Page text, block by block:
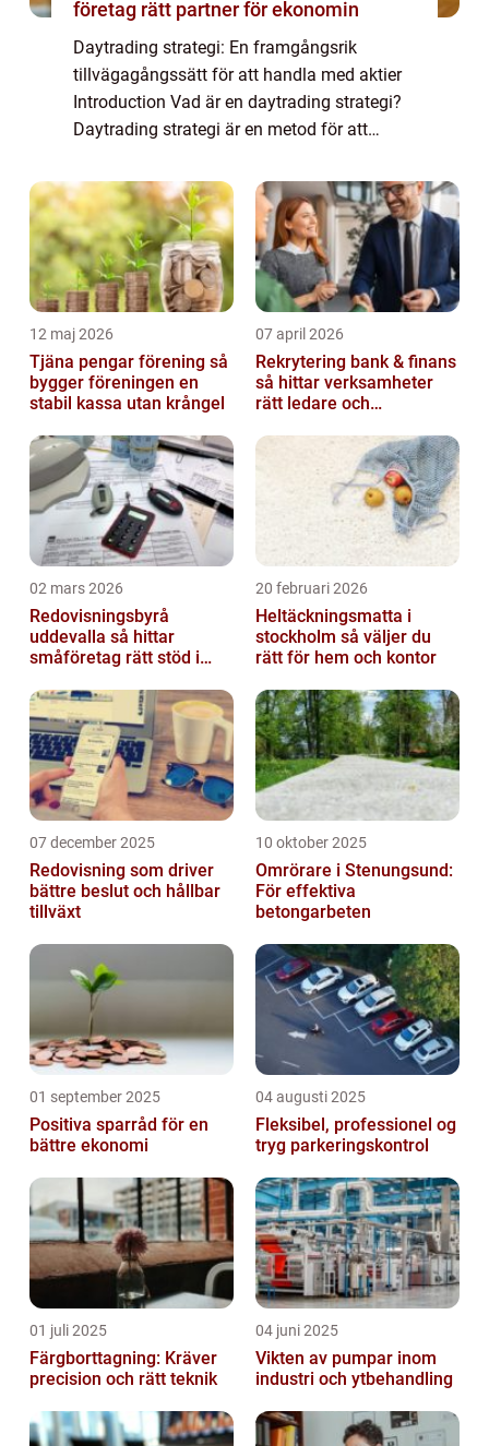
företag rätt partner för ekonomin
Daytrading strategi: En framgångsrik
tillvägagångssätt för att handla med aktier
Introduction Vad är en daytrading strategi?
Daytrading strategi är en metod för att
aktier, valutor och råvaror, där positioner ...
12 maj 2026
Tjäna pengar förening så
bygger föreningen en
stabil kassa utan krångel
07 april 2026
Rekrytering bank & finans
så hittar verksamheter
rätt ledare och
02 mars 2026
Redovisningsbyrå
uddevalla så hittar
småföretag rätt stöd i
20 februari 2026
Heltäckningsmatta i
stockholm så väljer du
rätt för hem och kontor
07 december 2025
Redovisning som driver
bättre beslut och hållbar
tillväxt
10 oktober 2025
Omrörare i Stenungsund:
För effektiva
betongarbeten
01 september 2025
Positiva sparråd för en
bättre ekonomi
04 augusti 2025
Fleksibel, professionel og
tryg parkeringskontrol
01 juli 2025
Färgborttagning: Kräver
precision och rätt teknik
04 juni 2025
Vikten av pumpar inom
industri och ytbehandling